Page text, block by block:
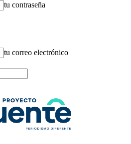
tu contraseña
tu correo electrónico